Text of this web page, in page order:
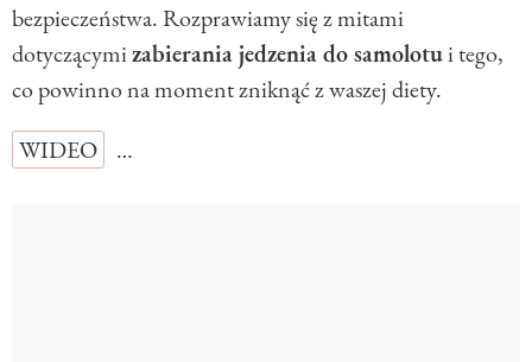
bezpieczeństwa. Rozprawiamy się z mitami
dotyczącymizabierania jedzenia do samolotui tego,
co powinno na moment zniknąć z waszej diety.
WIDEO
…